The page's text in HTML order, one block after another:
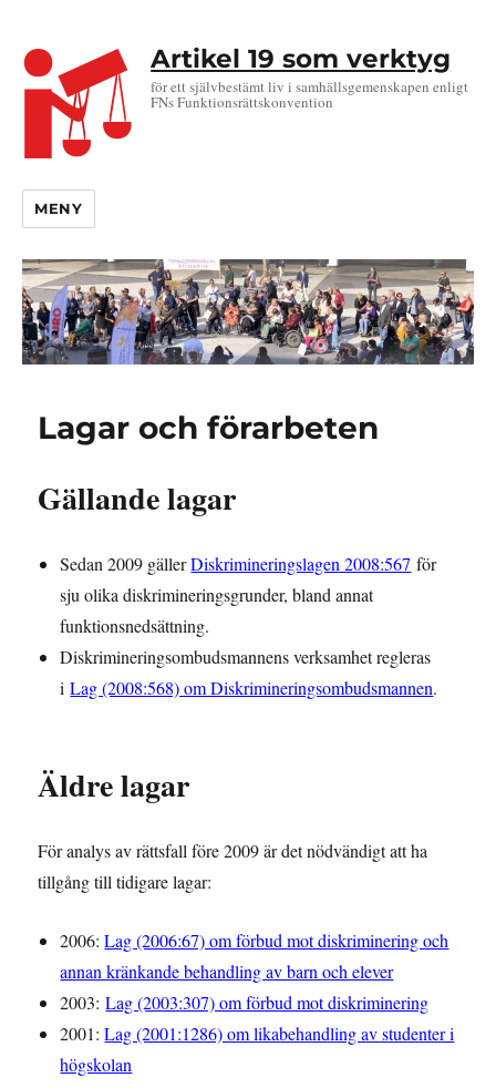
Artikel 19 som verktyg
för ett självbestämt liv i samhällsgemenskapen enligt
FNs Funktionsrättskonvention
MENY
Lagar och förarbeten
Gällande lagar
Sedan 2009 gällerDiskrimineringslagen 2008:567 för
sju olika diskrimineringsgrunder, bland annat
funktionsnedsättning.
Diskrimineringsombudsmannens verksamhet regleras
iLag (2008:568) om Diskrimineringsombudsmannen.
Äldre lagar
För analys av rättsfall före 2009 är det nödvändigt att ha
tillgång till tidigare lagar:
2006:Lag (2006:67) om förbud mot diskriminering och
annan kränkande behandling av barn och elever
2003:Lag (2003:307) om förbud mot diskriminering
2001:Lag (2001:1286) om likabehandling av studenter i
högskolan